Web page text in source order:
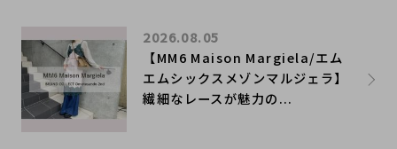
【MM6 Maison Margiela/エム
エムシックスメゾンマルジェラ】
繊細なレースが魅力の...
2026.08.05